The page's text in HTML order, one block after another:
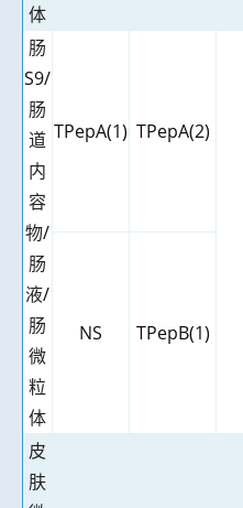
体
肠
S9/
肠
道
内
容
物/
肠
液/
肠
微
粒
体
TPepA(1) TPepA(2)
NS TPepB(1)
皮
肤